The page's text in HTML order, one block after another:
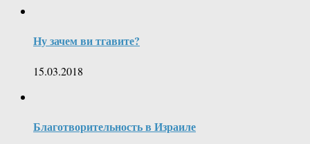
Ну зачем ви тгавите?
15.03.2018
Благотворительность в Израиле